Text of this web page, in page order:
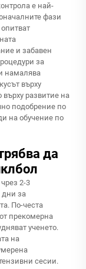
е най-
фази
и забавен
за
намалява
върху
развитие на
подобрение по
на обучение по
да
2-3
за
По-честа
прекомерна
ученето.
на
сесии.